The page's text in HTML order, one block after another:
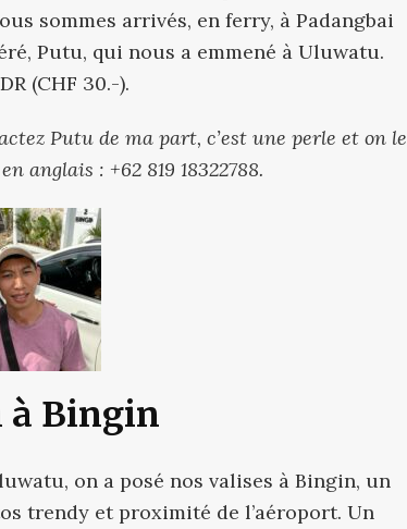
sommes arrivés, en ferry, à Padangbai
Putu, qui nous a emmené à Uluwatu.
(CHF 30.-).
Putu de ma part, c’est une perle et on le
anglais : +62 819 18322788.
à Bingin
on a posé nos valises à Bingin, un
trendy et proximité de l’aéroport. Un